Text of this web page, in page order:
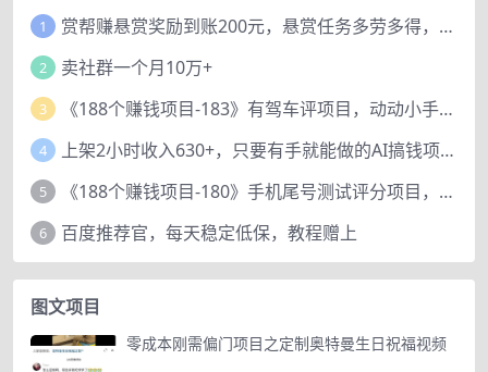
1 赏帮赚悬赏奖励到账200元，悬赏任务多劳多得，人人可做。
2 卖社群一个月10万+
3 《188个赚钱项目-183》有驾车评项目，动动小手，复制粘贴赚44元！
4 上架2小时收入630+，只要有手就能做的AI搞钱项目，奶奶看完都能学会!
5 《188个赚钱项目-180》手机尾号测试评分项目，短视频直播日赚200+
6 百度推荐官，每天稳定低保，教程赠上
图文项目
零成本刚需偏门项目之定制奥特曼生日祝福视频